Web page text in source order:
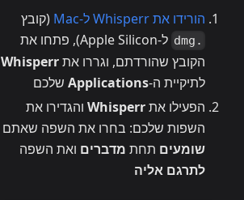
הורידו את Whisperr ל-Mac (קובץ
.dmg
ל-Apple Silicon), פתחו את
הקובץ שהורדתם, וגררו אתWhisperr
לתיקיית ה-Applications שלכם
הפעילו אתWhisperr והגדירו את
השפות שלכם: בחרו את השפה שאתם
שומעים תחת מדברים ואת השפה
לתרגם אליה